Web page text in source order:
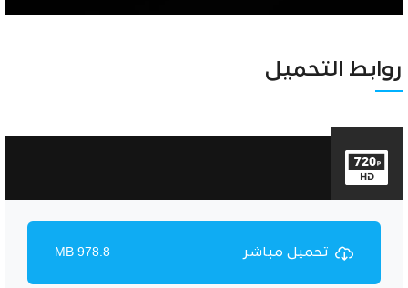
Unmute Settings
روابط التحميل
تحميل مباشر 978.8 MB